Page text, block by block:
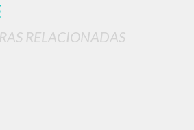
RELACIONADAS